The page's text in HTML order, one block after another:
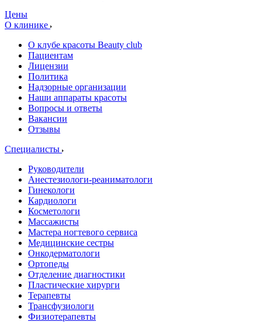
Цены
О клинике
О клубе красоты Beauty club
Пациентам
Лицензии
Политика
Надзорные организации
Наши аппараты красоты
Вопросы и ответы
Вакансии
Отзывы
Специалисты
Руководители
Анестезиологи-реаниматологи
Гинекологи
Кардиологи
Косметологи
Массажисты
Мастера ногтевого сервиса
Медицинские сестры
Онкодерматологи
Ортопеды
Отделение диагностики
Пластические хирурги
Терапевты
Трансфузиологи
Физиотерапевты